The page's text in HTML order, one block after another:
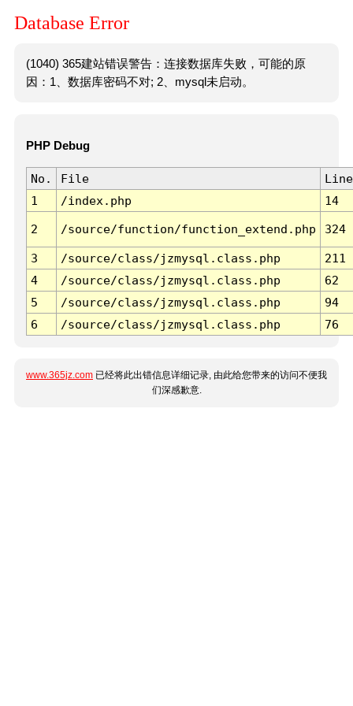
Database Error
(1040) 365建站错误警告：连接数据库失败，可能的原
因：1、数据库密码不对; 2、mysql未启动。
PHP Debug
No. File
Line
1
/index.php 14
2 /source/function/function_extend.php 324
3 /source/class/jzmysql.class.php
211
4
/source/class/jzmysql.class.php
62
5
/source/class/jzmysql.class.php
94
6
/source/class/jzmysql.class.php 76
www.365jz.com 已经将此出错信息详细记录, 由此给您带来的访问不便我
们深感歉意.